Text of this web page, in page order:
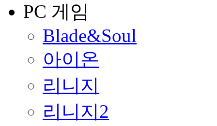
PC 게임
Blade&Soul
아이온
리니지
리니지2